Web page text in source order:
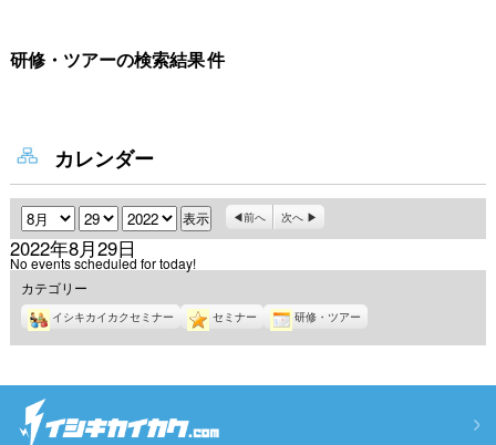
研修・ツアーに参加
研修・ツアーの検索結果件
カレンダー
月 日 年 前へ 次へ
2022年8月29日
No events scheduled for today!
カテゴリー
イシキカイカクセミナー セミナー 研修・ツアー